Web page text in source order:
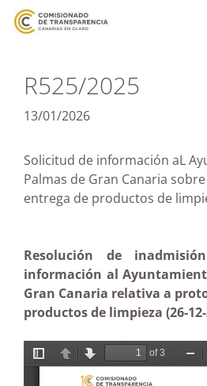
R525/2025
13/01/2026
Solicitud de información aL
Palmas de Gran Canaria
entrega de productos de
Resolución de
información al
Gran Canaria relativa a
productos de limpieza (26-